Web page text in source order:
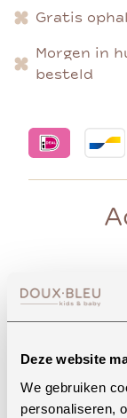
Deze website
We gebruiken
personaliseren,
Gratis
Morgen in
besteld